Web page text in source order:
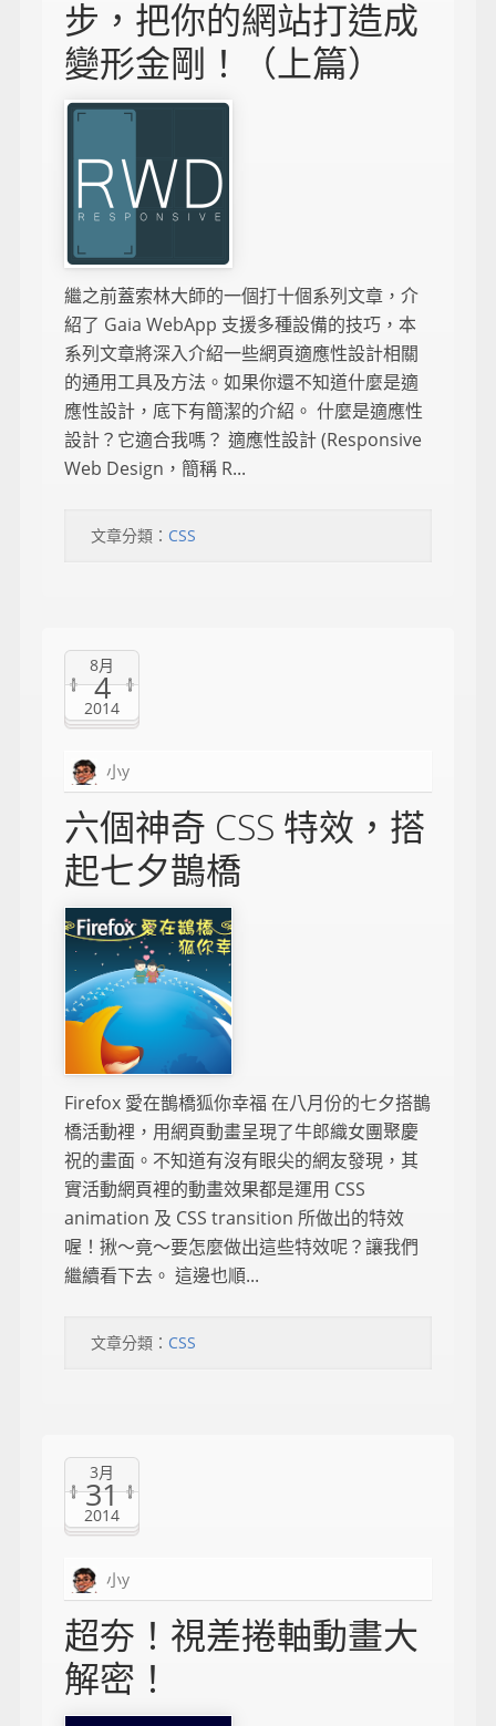
步，把你的網站打造成
變形金剛！（上篇）
繼之前蓋索林大師的一個打十個系列文章，介
紹了 Gaia WebApp 支援多種設備的技巧，本
系列文章將深入介紹一些網頁適應性設計相關
的通用工具及方法。如果你還不知道什麼是適
應性設計，底下有簡潔的介紹。 什麼是適應性
設計？它適合我嗎？ 適應性設計 (Responsive
Web Design，簡稱 R...
文章分類： CSS
8月
4
2014
小y
六個神奇 CSS 特效，搭
起七夕鵲橋
Firefox 愛在鵲橋狐你幸福 在八月份的七夕搭鵲
橋活動裡，用網頁動畫呈現了牛郎織女團聚慶
祝的畫面。不知道有沒有眼尖的網友發現，其
實活動網頁裡的動畫效果都是運用 CSS
animation 及 CSS transition 所做出的特效
喔！揪～竟～要怎麼做出這些特效呢？讓我們
繼續看下去。 這邊也順...
文章分類： CSS
3月
31
2014
小y
超夯！視差捲軸動畫大
解密！